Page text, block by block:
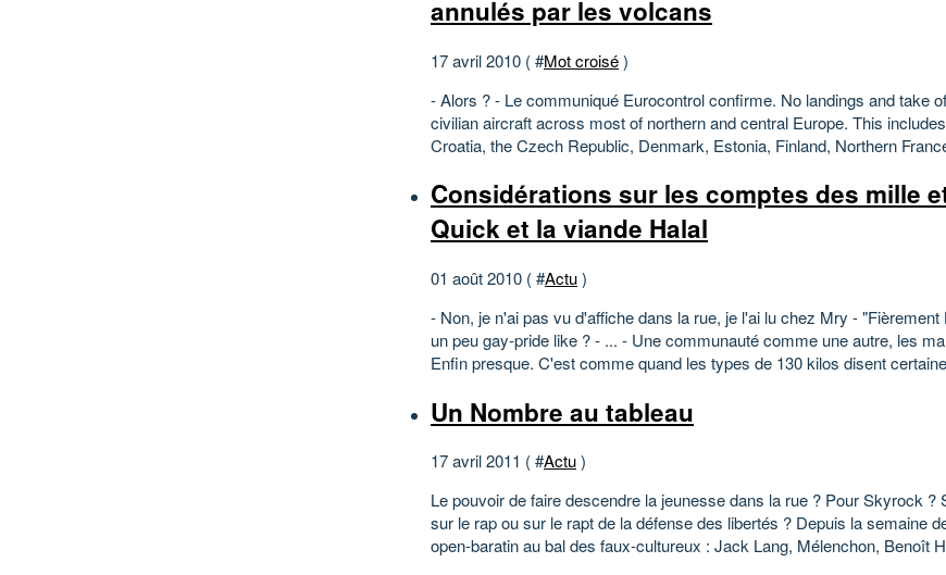
annulés par les volcans
17 avril 2010 ( #Mot croisé)
- Alors ? - Le communiqué Eurocontrol confirme. No landings and take
civilian aircraft across most of northern and central Europe. This
Croatia, the Czech Republic, Denmark, Estonia, Finland, Northern
Considérations sur les comptes des mille
Quick et la viande Halal
01 août 2010 ( #Actu)
- Non, je n'ai pas vu d'affiche dans la rue, je l'ai lu chez Mry - "Fièrement
un peu gay-pride like ? - ... - Une communauté comme une autre, les
Enfin presque. C'est comme quand les types de 130 kilos disent
Un Nombre au tableau
17 avril 2011 ( #Actu)
Le pouvoir de faire descendre la jeunesse dans la rue ? Pour Skyrock ?
sur le rap ou sur le rapt de la défense des libertés ? Depuis la semaine
open-baratin au bal des faux-cultureux : Jack Lang, Mélenchon, Benoît